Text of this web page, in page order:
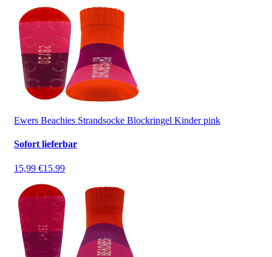
Ewers Beachies Strandsocke Blockringel Kinder pink
Sofort lieferbar
15,99 €15.99